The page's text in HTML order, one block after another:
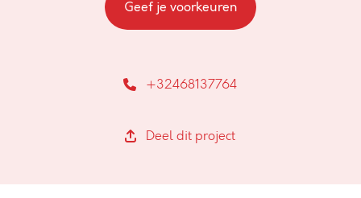
Geef je voorkeuren
+32468137764
Deel dit project